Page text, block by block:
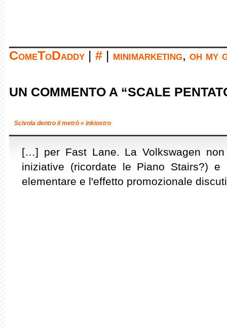
ComeToDaddy # minimarketing, oh my
UN COMMENTO A “SCALE
Scivola dentro il metrò « inkiostro
[…] per Fast Lane. La Volkswagen
iniziative (ricordate le Piano Stairs?)
elementare e l'effetto promozionale